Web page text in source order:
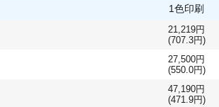
1色印刷
21,219円
(707.3円)
27,500円
(550.0円)
47,190円
(471.9円)